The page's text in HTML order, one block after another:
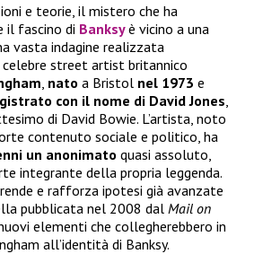
e teorie, il mistero che ha
il fascino di Banksyè vicino a una
vasta indagine realizzata
celebre street artist britannico
nato a Bristol nel 1973 e
con il nome di David Jones
di David Bowie. L’artista, noto
contenuto sociale e politico, ha
un anonimato quasi assoluto,
integrante della propria leggenda.
e rafforza ipotesi già avanzate
pubblicata nel 2008 dal Mail on
elementi che collegherebbero in
all’identità di Banksy.